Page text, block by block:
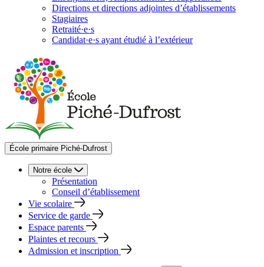
Directions et directions adjointes d’établissements
Stagiaires
Retraité·e·s
Candidat·e·s ayant étudié à l’extérieur
École primaire Piché-Dufrost
Notre école
Présentation
Conseil d’établissement
Vie scolaire
Service de garde
Espace parents
Plaintes et recours
Admission et inscription